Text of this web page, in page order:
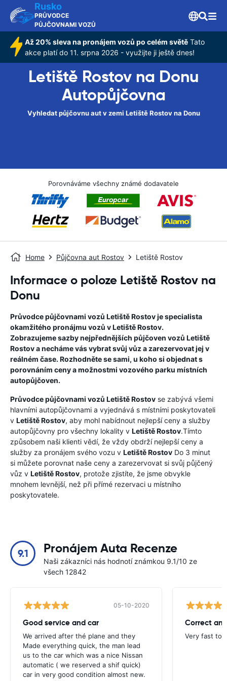
Rusko
PRŮVODCE
PŮJČOVNAMI VOZŮ
Až 20% sleva na pronájem vozů po celém světě Tato
akce platí do 11. srpna 2026 - využijte ji ještě dnes!
Letiště Rostov na Donu
Autopůjčovna
Vyhledat půjčovnu aut v zemi Letiště Rostov na Donu
Porovnáváme všechny známé dodavatele
Home Půjčovna aut Rostov Letiště Rostov
Informace o poloze Letiště Rostov na
Donu
Průvodce půjčovnami vozů Letiště Rostovje specialista
okamžitého pronájmu vozů vLetiště Rostov.
Zobrazujeme sazby nejpřednějších půjčoven vozů Letiště
Rostova necháme vás vybrat svůj vůz a zarezervovat jej v
reálném čase. Rozhodněte se sami, u koho si objednat s
porovnáním ceny a možnostmi vozového parku místních
autopůjčoven.
Průvodce půjčovnami vozů Letiště Rostov se zabývá všemi
hlavními autopůjčovnami a vyjednává s místními poskytovateli
v Letiště Rostov, aby mohl nabídnout nejlepší ceny a služby
autopůjčovny pro všechny lokality v Letiště Rostov.Tímto
způsobem naši klienti vědí, že vždy obdrží nejlepší ceny a
služby za pronájem svého vozu v Letiště Rostov Do 3 minut
si můžete porovnat naše ceny a zarezervovat si svůj půjčený
vůz v Letiště Rostov, protože zjistíte, že jsme obvykle
mnohem levnější, než při přímé rezervaci u místního
poskytovatele.
9.1 Pronájem Auta Recenze
Naši zákazníci nás hodnotí známkou 9.1/10 ze
všech 12842
05-10-2020
Good service and car
We arrived after thé plane and they
Made everything quick, the man lead
us to the car which was a nice Nissan
automatic ( we reserved a shif quick)
car in very good condition almost new.
Correct
Very fast to